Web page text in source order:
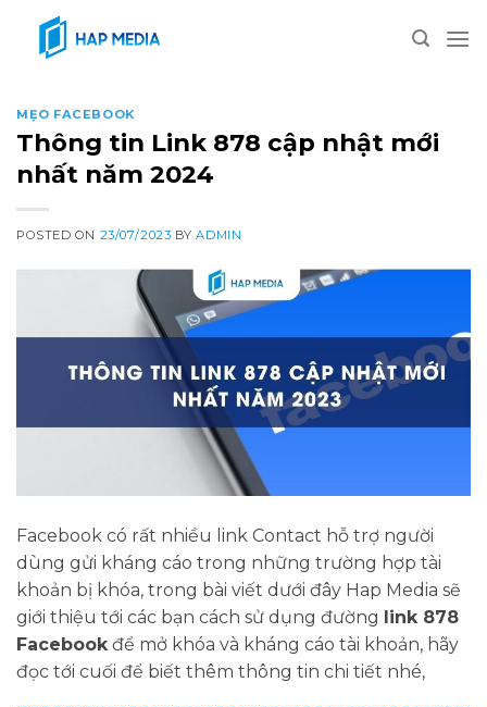
content
MẸO FACEBOOK
Thông tin Link 878 cập nhật mới
nhất năm 2024
POSTED ON 23/07/2023 BYADMIN
Facebook có rất nhiều link Contact hỗ trợ người
dùng gửi kháng cáo trong những trường hợp tài
khoản bị khóa, trong bài viết dưới đây Hap Media sẽ
giới thiệu tới các bạn cách sử dụng đường link 878
Facebook để mở khóa và kháng cáo tài khoản, hãy
đọc tới cuối để biết thêm thông tin chi tiết nhé,